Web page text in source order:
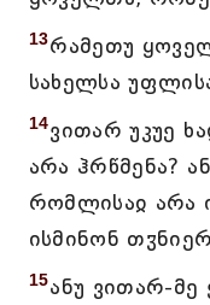
13რამეთუ
სახელსა
14ვითარ უკუე
არა ჰრწმენა?
რომლისაჲ არა
ისმინონ
15ანუ ვითარ-მე